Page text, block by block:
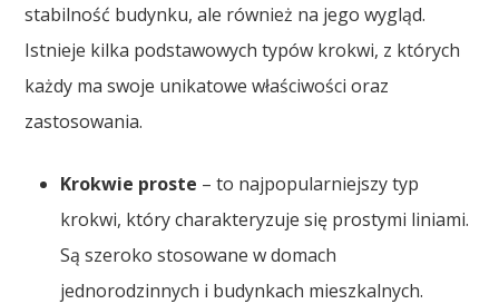
stabilność budynku, ale również na jego wygląd.
Istnieje kilka podstawowych typów krokwi, z których
każdy ma swoje unikatowe właściwości oraz
zastosowania.
Krokwie proste – to najpopularniejszy typ
krokwi, który charakteryzuje się prostymi liniami.
Są szeroko stosowane w domach
jednorodzinnych i budynkach mieszkalnych.